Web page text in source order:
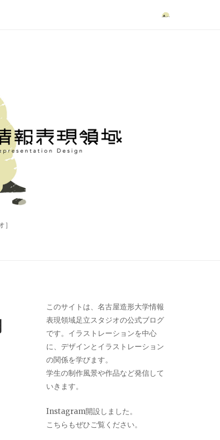
このサイトは、名古屋造形大学情報
表現領域足立スタジオの公式ブログ
です。イラストレーションを中心
に、デザインとイラストレーション
の関係を学びます。
学生の制作風景や作品など発信して
いきます。
Instagram開設しました。
こちらもぜひご覧ください。